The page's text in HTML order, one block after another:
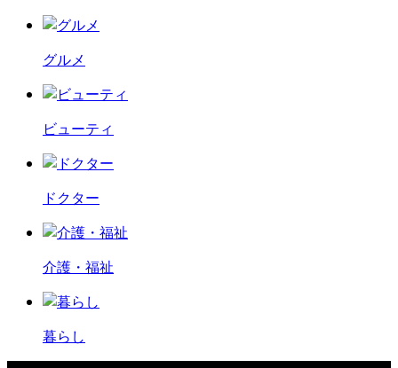
グルメ
ビューティ
ドクター
介護・福祉
暮らし